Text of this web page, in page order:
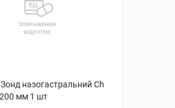
назогастральний Ch
мм 1 шт